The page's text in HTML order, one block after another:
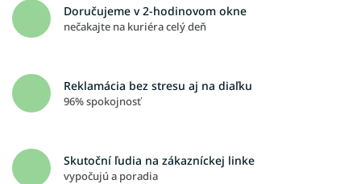
Doručujeme v 2-hodinovom okne
nečakajte na kuriéra celý deň
Reklamácia bez stresu aj na diaľku
96% spokojnosť
Skutoční ľudia na zákazníckej linke
vypočujú a poradia